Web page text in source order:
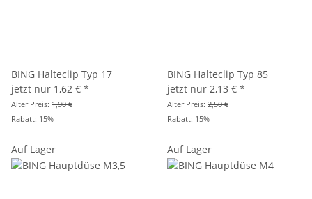
BING Halteclip Typ 17
jetzt nur 1,62 € *
Alter Preis: 1,90 €
Rabatt: 15%
BING Halteclip Typ 85
jetzt nur 2,13 € *
Alter Preis: 2,50 €
Rabatt: 15%
Auf Lager Auf Lager